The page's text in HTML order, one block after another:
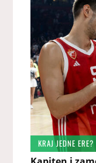
KRAJ JEDNE ERE?